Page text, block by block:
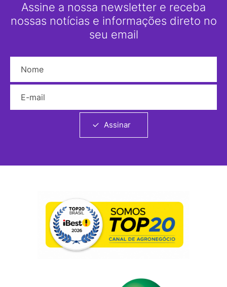
Assine a nossa newsletter e receba
nossas notícias e informações direto no
seu email
Assinar